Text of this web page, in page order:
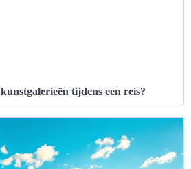
tijdens een reis?